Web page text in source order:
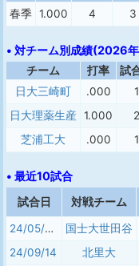
春季 1.000 4 3
• 対チーム別成績(2026
チーム 打率 試
日大三崎町
.000 1
日大理薬生産 1.000 2
芝浦工大
.000 1
• 最近10試合
試合日 対戦チーム
24/05/04 国士大世田谷
24/09/14
北里大